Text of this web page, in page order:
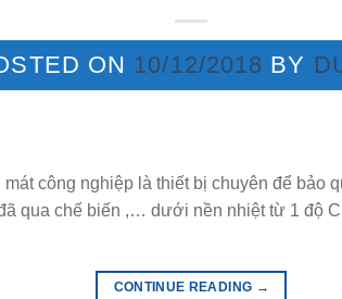
ON 10/12/2018 BY
công nghiệp là thiết bị chuyên để bảo
qua chế biến ,… dưới nền nhiệt từ 1 độ
CONTINUE READING →